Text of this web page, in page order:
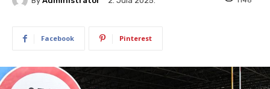
Facebook Pinterest